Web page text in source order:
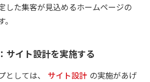
した集客が見込めるホームページの
サイト設計を実施する
としては、 サイト設計 の実施があげ